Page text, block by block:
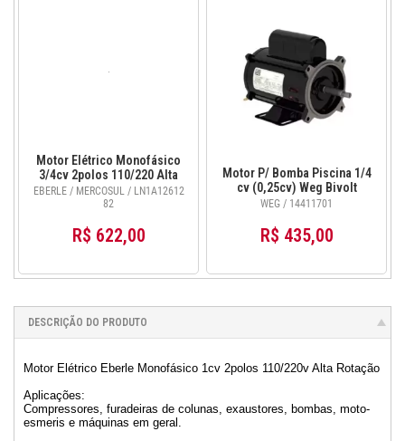
Motor Elétrico Monofásico
3/4cv 2polos 110/220 Alta
Rotação - EBERLE
LN1A1261282
EBERLE / MERCOSUL / LN1A12612
82
R$ 622,00
Motor P/ Bomba Piscina 1/4
cv (0,25cv) Weg Bivolt
Promoção Novo! 14411701
WEG / 14411701
R$ 435,00
DESCRIÇÃO DO PRODUTO
Motor Elétrico Eberle Monofásico 1cv 2polos 110/220v Alta Rotação
Aplicações:
Compressores, furadeiras de colunas, exaustores, bombas, moto-
esmeris e máquinas em geral.